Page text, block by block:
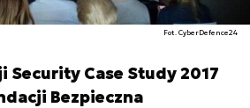
Fot. CyberDefence24
Security Case Study 2017
Bezpieczna